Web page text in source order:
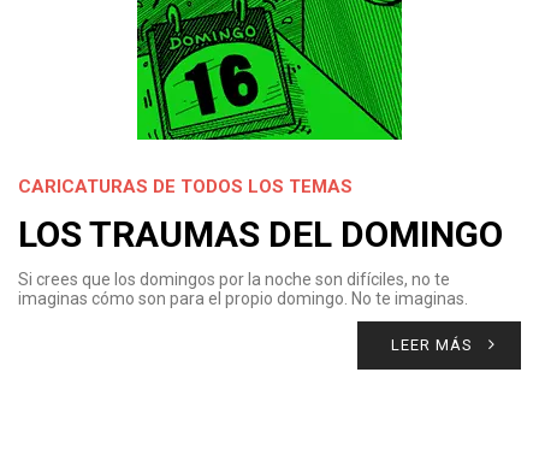
CARICATURAS DE TODOS LOS TEMAS
LOS TRAUMAS DEL DOMINGO
Si crees que los domingos por la noche son difíciles, no te
imaginas cómo son para el propio domingo. No te imaginas.
LEER MÁS